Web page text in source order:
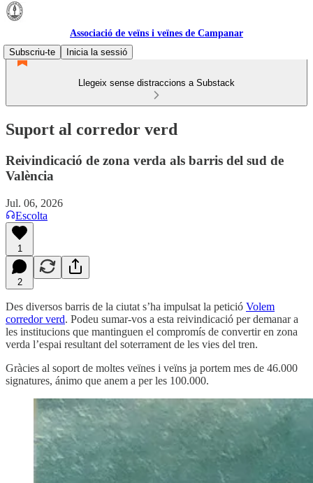
Associació de veïns i veïnes de Campanar
Subscriu-te
Inicia la sessió
Llegeix sense distraccions a Substack
Suport al corredor verd
Reivindicació de zona verda als barris del sud de
València
Jul. 06, 2026
Escolta
1
2
Des diversos barris de la ciutat s’ha impulsat la petició Volem
corredor verd. Podeu sumar-vos a esta reivindicació per demanar a
les institucions que mantinguen el compromís de convertir en zona
verda l’espai resultant del soterrament de les vies del tren.
Gràcies al soport de moltes veïnes i veïns ja portem mes de 46.000
signatures, ánimo que anem a per les 100.000.